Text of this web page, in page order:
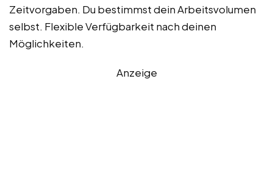
Zeitvorgaben. Du bestimmst dein Arbeitsvolumen
selbst. Flexible Verfügbarkeit nach deinen
Möglichkeiten.
Anzeige